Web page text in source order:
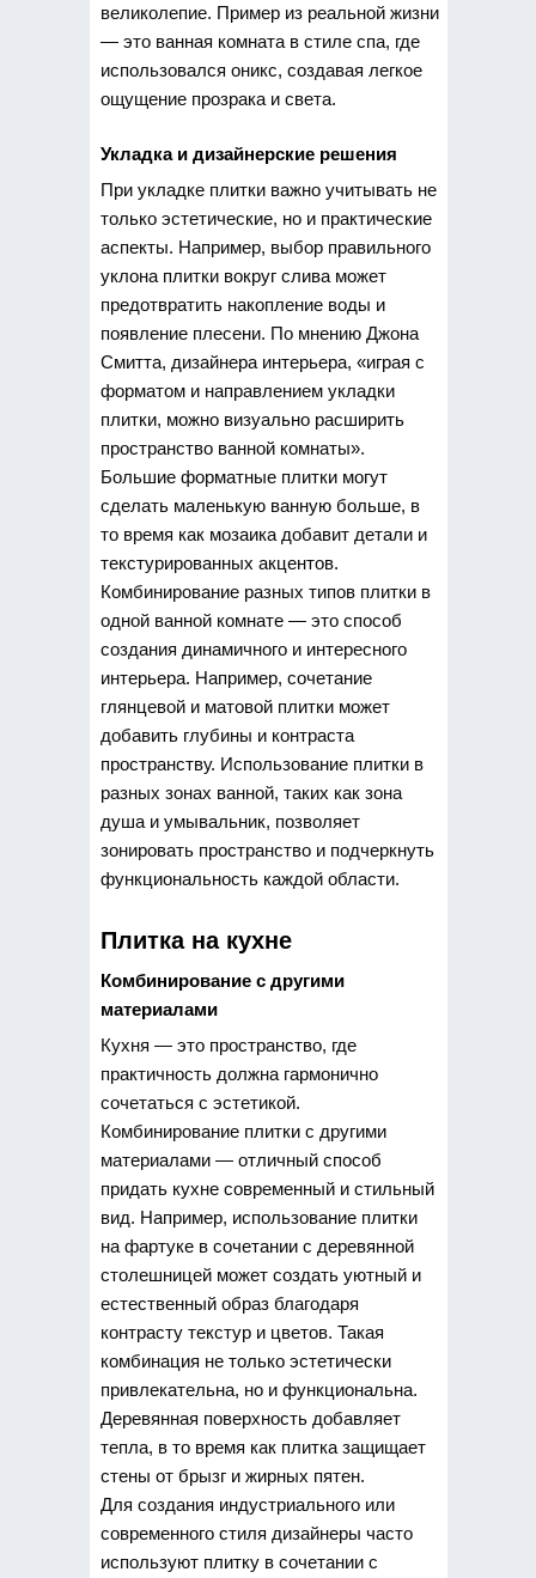
великолепие. Пример из реальной жизни
— это ванная комната в стиле спа, где
использовался оникс, создавая легкое
ощущение прозрака и света.
Укладка и дизайнерские решения
При укладке плитки важно учитывать не
только эстетические, но и практические
аспекты. Например, выбор правильного
уклона плитки вокруг слива может
предотвратить накопление воды и
появление плесени. По мнению Джона
Смитта, дизайнера интерьера, «играя с
форматом и направлением укладки
плитки, можно визуально расширить
пространство ванной комнаты».
Большие форматные плитки могут
сделать маленькую ванную больше, в
то время как мозаика добавит детали и
текстурированных акцентов.
Комбинирование разных типов плитки в
одной ванной комнате — это способ
создания динамичного и интересного
интерьера. Например, сочетание
глянцевой и матовой плитки может
добавить глубины и контраста
пространству. Использование плитки в
разных зонах ванной, таких как зона
душа и умывальник, позволяет
зонировать пространство и подчеркнуть
функциональность каждой области.
Плитка на кухне
Комбинирование с другими
материалами
Кухня — это пространство, где
практичность должна гармонично
сочетаться с эстетикой.
Комбинирование плитки с другими
материалами — отличный способ
придать кухне современный и стильный
вид. Например, использование плитки
на фартуке в сочетании с деревянной
столешницей может создать уютный и
естественный образ благодаря
контрасту текстур и цветов. Такая
комбинация не только эстетически
привлекательна, но и функциональна.
Деревянная поверхность добавляет
тепла, в то время как плитка защищает
стены от брызг и жирных пятен.
Для создания индустриального или
современного стиля дизайнеры часто
используют плитку в сочетании с